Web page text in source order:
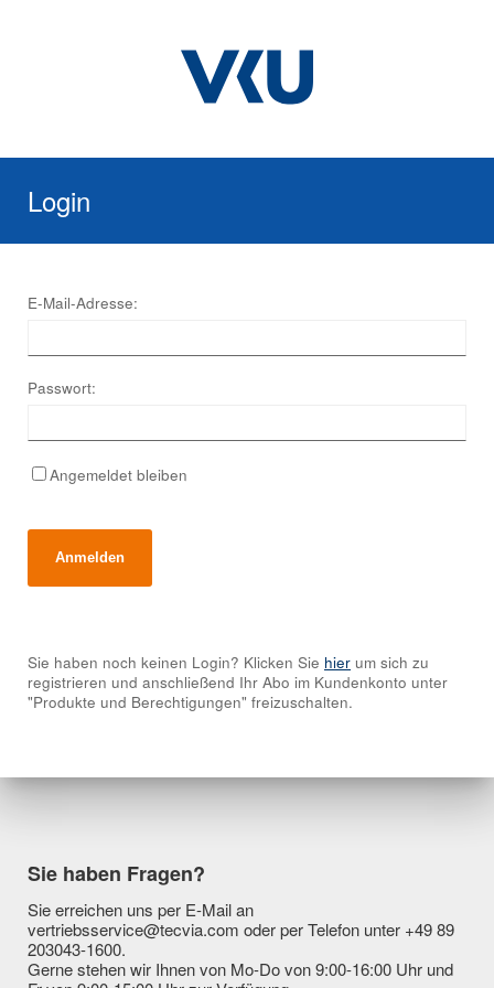
Login
E-Mail-Adresse:
Passwort:
Angemeldet bleiben
Sie haben noch keinen Login? Klicken Sie hier um sich zu
registrieren und anschließend Ihr Abo im Kundenkonto unter
"Produkte und Berechtigungen" freizuschalten.
Sie haben Fragen?
Sie erreichen uns per E-Mail an
vertriebsservice@tecvia.com oder per Telefon unter +49 89
203043-1600.
Gerne stehen wir Ihnen von Mo-Do von 9:00-16:00 Uhr und